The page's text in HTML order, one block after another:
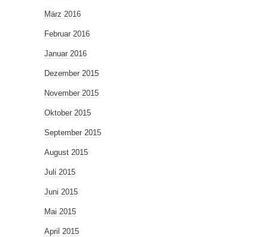
März 2016
Februar 2016
Januar 2016
Dezember 2015
November 2015
Oktober 2015
September 2015
August 2015
Juli 2015
Juni 2015
Mai 2015
April 2015